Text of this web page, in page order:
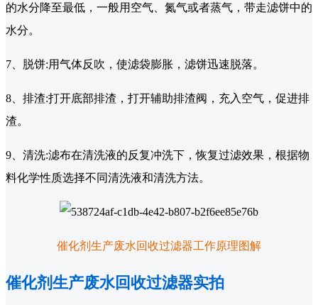
的水分降至最低，一般用空气、氮气或者蒸气，带走滤饼中的
水分。
7、脱饼:用气体反吹，使滤袋膨胀，滤饼迅速脱落。
8、排渣:打开底部排渣，打开辅助排渣阀，充入空气，促进排
渣。
9、清洗:滤布在清洗液的反复冲洗下，恢复过滤效果，根据物
料化学性质选择不同清洗液和清洗方法。
催化剂生产废水回收过滤器工作原理图解
催化剂生产废水回收过滤器实拍